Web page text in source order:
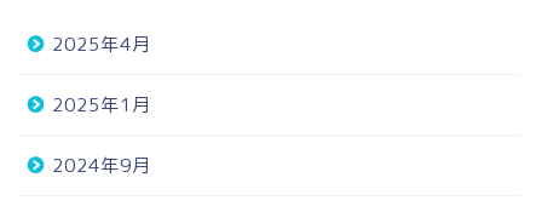
2025年4月
2025年1月
2024年9月